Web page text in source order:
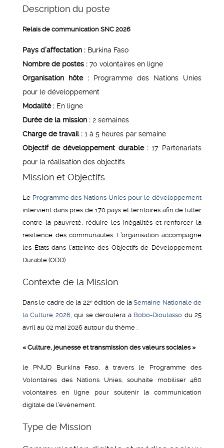
Description du poste
Relais de communication SNC 2026
Pays d’affectation : Burkina Faso
Nombre de postes : 70 volontaires en ligne
Organisation hôte :
Programme des Nations Unies
pour le développement
Modalité : En ligne
Durée de la mission : 2 semaines
Charge de travail : 1 à 5 heures par semaine
Objectif de développement durable :17. Partenariats
pour la réalisation des objectifs
Mission et Objectifs
Le Programme des Nations Unies pour le développement
intervient dans près de 170 pays et territoires afin de lutter
contre la pauvreté, réduire les inégalités et renforcer la
résilience des communautés. L’organisation accompagne
les États dans l’atteinte des Objectifs de Développement
Durable (ODD).
Contexte de la Mission
Dans le cadre de la 22ᵉ édition de laSemaine Nationale de
la Culture 2026, qui se déroulera à Bobo-Dioulasso du 25
avril au 02 mai 2026 autour du thème :
« Culture, jeunesse et transmission des valeurs sociales »
le PNUD Burkina Faso, à travers le Programme des
Volontaires des Nations Unies, souhaite mobiliser 460
volontaires en ligne pour soutenir la communication
digitale de l’événement.
Type de Mission